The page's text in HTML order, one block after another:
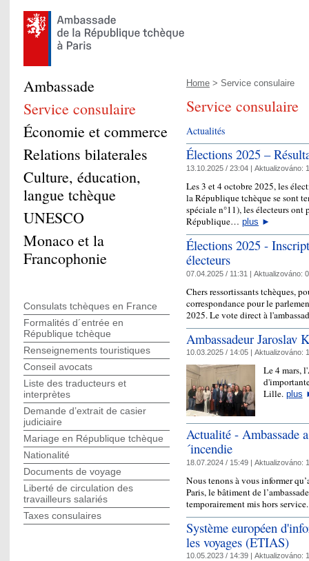
Home > Service consulaire
Service consulaire
Actualités
Élections 2025 –
13.10.2025 / 23:04 | Aktualizováno:
Les 3 et 4 octobre 2025, les
la République tchèque se sont
spéciale n°11), les électeurs ont
République… plus ►
Élections 2025 -
électeurs
07.04.2025 / 11:31 | Aktualizováno:
Chers ressortissants tchèques,
correspondance pour le
2025. Le vote direct à
Ambassadeur Jaroslav
10.03.2025 / 14:05 | Aktualizováno:
Le 4 mars,
Lille. plus
Actualité - Ambassade
´incendie
18.07.2024 / 15:49 | Aktualizováno:
Nous tenons à vous informer
Paris, le bâtiment de
temporairement mis hors
Système européen
les voyages (ETIAS)
10.05.2023 / 14:39 | Aktualizováno:
Ambassade
Service consulaire
Économie et commerce
Relations bilaterales
Culture, éducation,
langue tchèque
UNESCO
Monaco et la
Francophonie
Consulats tchèques en France
Formalités d´entrée en
République tchèque
Renseignements touristiques
Conseil avocats
Liste des traducteurs et
interprètes
Demande d’extrait de casier
judiciaire
Mariage en République tchèque
Nationalité
Documents de voyage
Liberté de circulation des
travailleurs salariés
Taxes consulaires